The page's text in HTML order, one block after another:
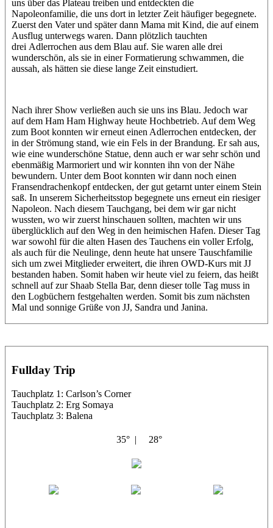
uns über das Plateau treiben und entdeckten die
Napoleonfamilie, die uns dort in letzter Zeit häufiger begegnete.
Zuerst den Vater und später dann Mama mit Kind, die auf einem
Ausflug unterwegs waren. Dann plötzlich tauchten
drei Adlerrochen aus dem Blau auf. Sie waren alle drei
wunderschön, als sie in einer Formatierung schwammen, die
aussah, als hätten sie diese lange Zeit einstudiert.
Nach ihrer Show verließen auch sie uns ins Blau. Jedoch war
auf dem Ham Ham Highway heute Hochbetrieb. Auf dem Weg
zum Boot konnten wir erneut einen Adlerrochen entdecken, der
in der Strömung stand, wie ein Fels in der Brandung. Er sah aus,
wie eine wunderschöne Statue, denn auch er war sehr schön und
ebenmäßig Marmoriert und wir konnten ihn von der Nähe
bewundern. Unter dem Boot konnten wir dann noch einen
Fransendrachenkopf entdecken, der gut getarnt unter einem Stein
saß. In unserem Sicherheitsstop begegnete uns erneut ein riesiger
Napoleon. Nach diesem Tauchgang, bei dem wir gar nicht
wussten, wo wir zuerst hinschauen sollten, machten wir uns
überglücklich auf den Weg in den heimischen Hafen. Dieser Tag
war sowohl für die alten Hasen des Tauchens ein voller Erfolg,
als auch für die Neulinge, denn heute hat unsere Tauschfamilie
sich um zwei Mitglieder erweitert, die ihren OWD-Kurs mit JJ
bestanden haben. Somit haben wir heute viel zu feiern, das heißt
schnell auf zur Shaab Stella Bar, denn dieser tolle Tag muss in
den Logbüchern festgehalten werden. Somit bis zum nächsten
Mal und sonnige Grüße von JJ, Sandra und Janina.
Fullday Trip
Tauchplatz 1: Carlson’s Corner
Tauchplatz 2: Erg Somaya
Tauchplatz 3: Balena
35° | 28°